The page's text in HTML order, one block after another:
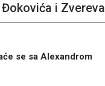
i Zvereva
se sa Alexandrom